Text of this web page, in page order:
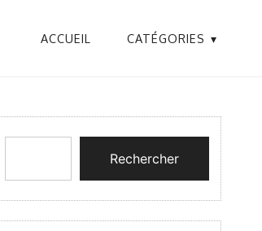
ACCUEIL CATÉGORIES
Rechercher